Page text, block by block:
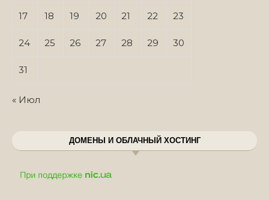
17 18 19 20 21 22 23
24 25 26 27 28 29 30
31
« Июл
ДОМЕНЫ И ОБЛАЧНЫЙ ХОСТИНГ